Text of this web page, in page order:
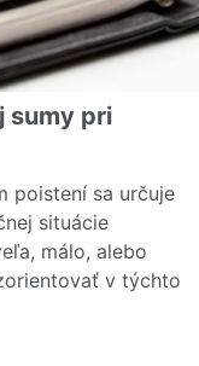
sumy pri
poistení sa určuje
situácie
málo, alebo
v týchto